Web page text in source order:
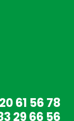
61 56 78
29 66 56